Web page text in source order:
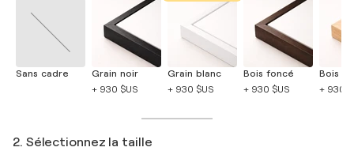
Sans cadre
Grain noir
+ 930 $US
Grain blanc
+ 930 $US
Bois foncé
+ 930 $US
Bois
+ 930
2. Sélectionnez la taille